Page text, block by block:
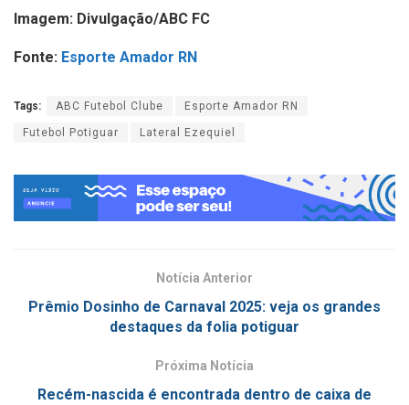
Imagem: Divulgação/ABC FC
Fonte: Esporte Amador RN
Tags: ABC Futebol Clube Esporte Amador RN
Futebol Potiguar Lateral Ezequiel
Notícia Anterior
Prêmio Dosinho de Carnaval 2025: veja os grandes
destaques da folia potiguar
Próxima Notícia
Recém-nascida é encontrada dentro de caixa de